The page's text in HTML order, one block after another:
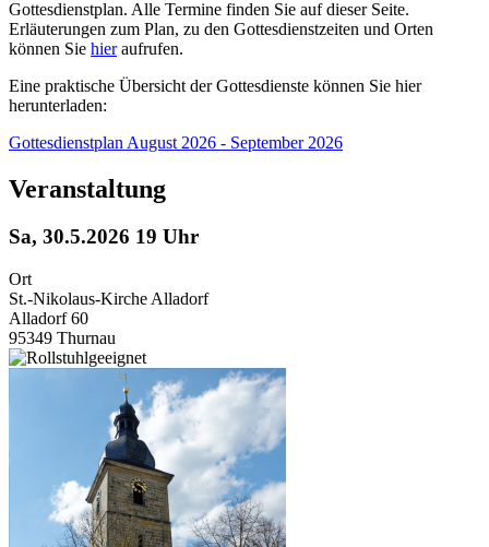
Gottesdienstplan. Alle Termine finden Sie auf dieser Seite.
Erläuterungen zum Plan, zu den Gottesdienstzeiten und Orten
können Sie hieraufrufen.
Eine praktische Übersicht der Gottesdienste können Sie hier
herunterladen:
Gottesdienstplan August 2026 - September 2026
Veranstaltung
Sa, 30.5.2026 19 Uhr
Ort
St.-Nikolaus-Kirche Alladorf
Alladorf 60
95349 Thurnau